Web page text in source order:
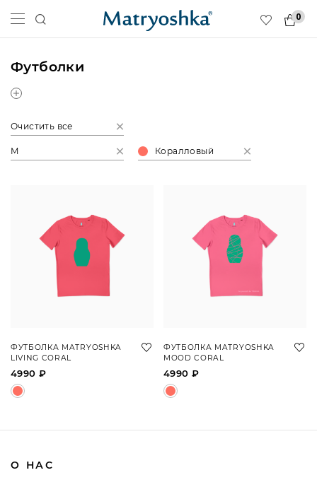
0
Футболки
Очистить все
M Коралловый
ФУТБОЛКА MATRYOSHKA
LIVING CORAL
4990 ₽
ФУТБОЛКА MATRYOSHKA
MOOD CORAL
4990 ₽
О НАС